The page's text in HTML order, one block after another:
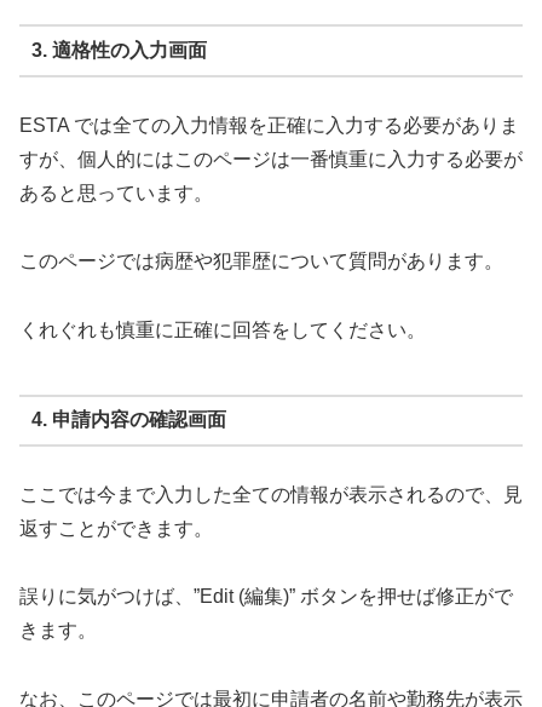
3. 適格性の入力画面
ESTA では全ての入力情報を正確に入力する必要がありま
すが、個人的にはこのページは一番慎重に入力する必要が
あると思っています。
このページでは病歴や犯罪歴について質問があります。
くれぐれも慎重に正確に回答をしてください。
4. 申請内容の確認画面
ここでは今まで入力した全ての情報が表示されるので、見
返すことができます。
誤りに気がつけば、”Edit (編集)” ボタンを押せば修正がで
きます。
なお、このページでは最初に申請者の名前や勤務先が表示